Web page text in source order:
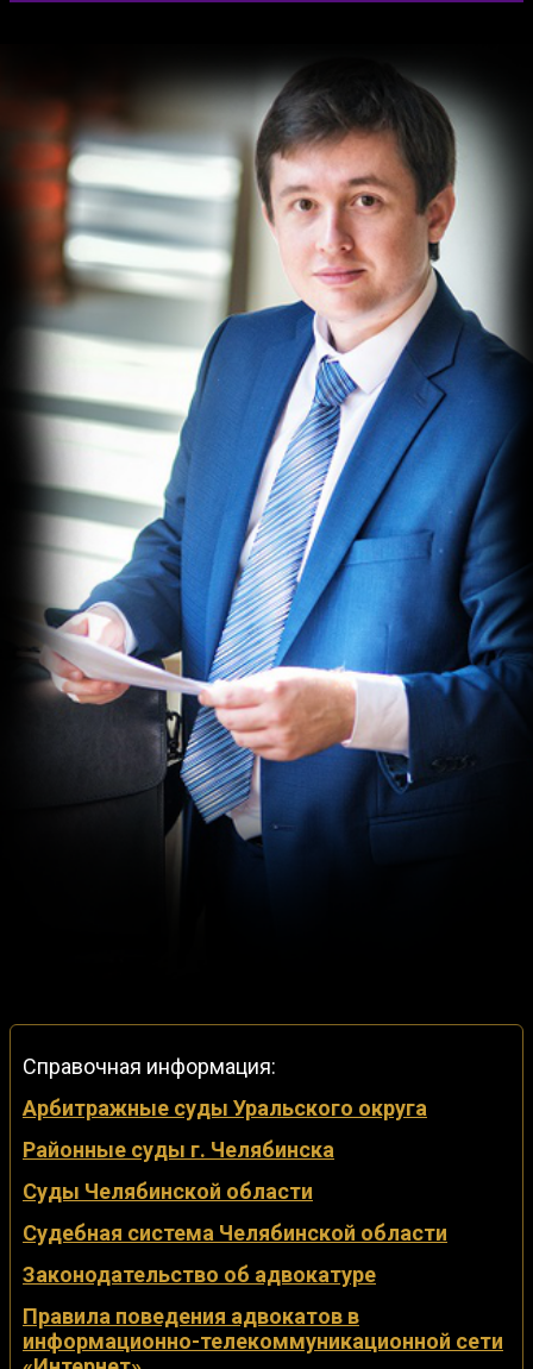
Справочная информация:
Арбитражные суды Уральского округа
Районные суды г. Челябинска
Суды Челябинской области
Судебная система Челябинской области
Законодательство об адвокатуре
Правила поведения адвокатов в
информационно-телекоммуникационной сети